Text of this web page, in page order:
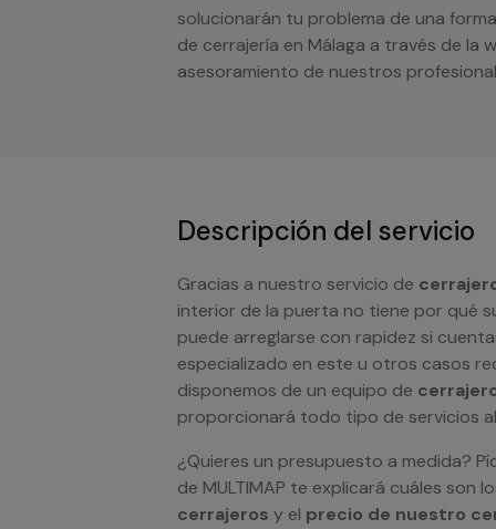
solucionarán tu problema de una
de cerrajería en Málaga a través de la
asesoramiento de nuestros
Descripción del servicio
Gracias a nuestro servicio de
interior de la puerta no tiene por qué
puede arreglarse con rapidez si
especializado en este u otros casos
disponemos de un equipo de
proporcionará todo tipo de servicios
¿Quieres un presupuesto a medida?
de MULTIMAP te explicará cuáles son
cerrajeros y el precio de nuestro